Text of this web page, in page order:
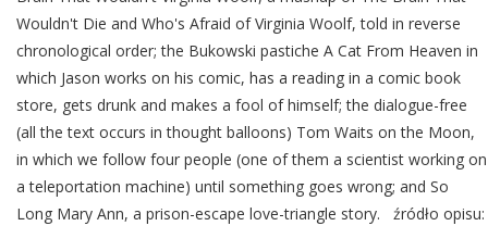
Wouldn't Die and Who's Afraid of Virginia Woolf, told in reverse
chronological order; the Bukowski pastiche A Cat From Heaven in
which Jason works on his comic, has a reading in a comic book
store, gets drunk and makes a fool of himself; the dialogue-free
(all the text occurs in thought balloons) Tom Waits on the Moon,
in which we follow four people (one of them a scientist working on
a teleportation machine) until something goes wrong; and So
Long Mary Ann, a prison-escape love-triangle story. źródło opisu: